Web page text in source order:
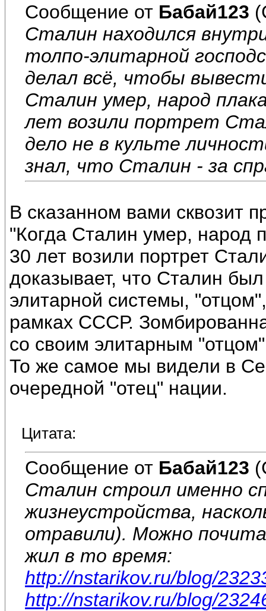
Сообщение от Бабай123
Сталин находился
толпо-элитарной
делал всё, чтобы
Сталин умер, народ
лет возили портрет
дело не в культе
знал, что Сталин - за
В сказанном вами сквозит
"Когда Сталин умер, народ
30 лет возили портрет
доказывает, что Сталин
элитарной системы,
рамках СССР.
со своим элитарным
То же самое мы видели в
очередной "отец" нации.
Цитата:
Сообщение от Бабай123
Сталин строил именно
жизнеустройства,
отравили). Можно
жил в то время:
http://nstarikov.ru/blog/
http://nstarikov.ru/blog/